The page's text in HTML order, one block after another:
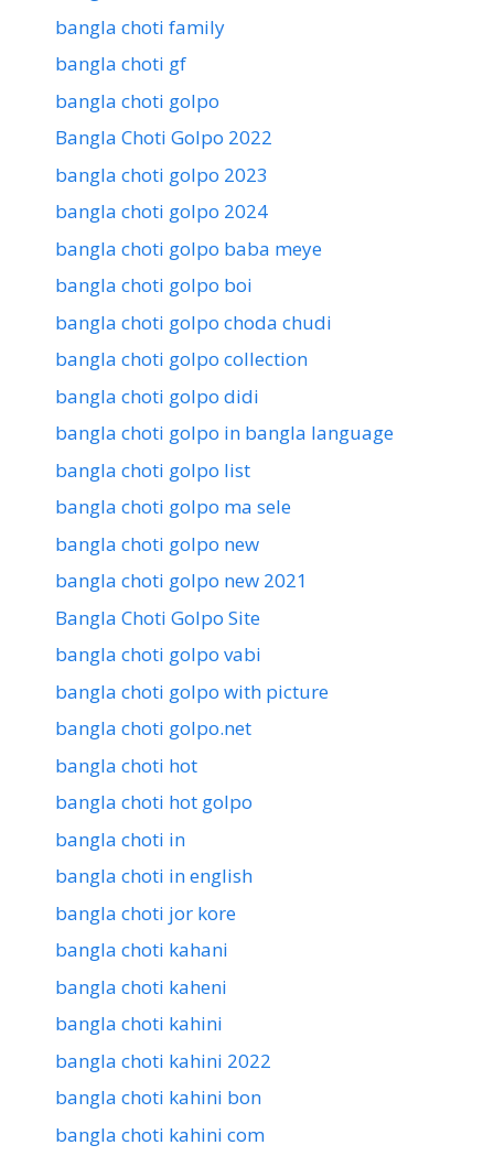
bangla choti family
bangla choti gf
bangla choti golpo
Bangla Choti Golpo 2022
bangla choti golpo 2023
bangla choti golpo 2024
bangla choti golpo baba meye
bangla choti golpo boi
bangla choti golpo choda chudi
bangla choti golpo collection
bangla choti golpo didi
bangla choti golpo in bangla language
bangla choti golpo list
bangla choti golpo ma sele
bangla choti golpo new
bangla choti golpo new 2021
Bangla Choti Golpo Site
bangla choti golpo vabi
bangla choti golpo with picture
bangla choti golpo.net
bangla choti hot
bangla choti hot golpo
bangla choti in
bangla choti in english
bangla choti jor kore
bangla choti kahani
bangla choti kaheni
bangla choti kahini
bangla choti kahini 2022
bangla choti kahini bon
bangla choti kahini com